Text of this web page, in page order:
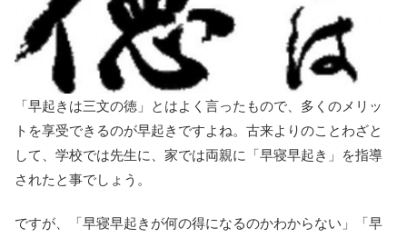
「早起きは三文の徳」とはよく言ったもので、多くのメリッ
トを享受できるのが早起きですよね。古来よりのことわざと
して、学校では先生に、家では両親に「早寝早起き」を指導
されたと事でしょう。
ですが、「早寝早起きが何の得になるのかわからない」「早